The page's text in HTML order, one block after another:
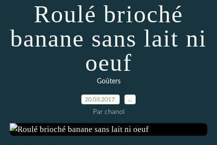
Roulé brioché
banane sans lait ni
oeuf
Goûters
20.03.2017
Par chanol